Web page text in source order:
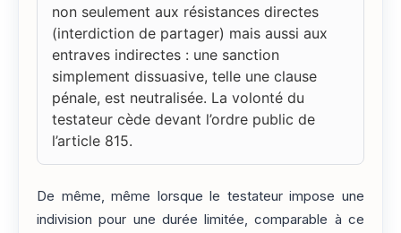
non seulement aux résistances directes
(interdiction de partager) mais aussi aux
entraves indirectes : une sanction
simplement dissuasive, telle une clause
pénale, est neutralisée. La volonté du
testateur cède devant l’ordre public de
l’article 815.
De même, même lorsque le testateur impose une
indivision pour une durée limitée, comparable à ce